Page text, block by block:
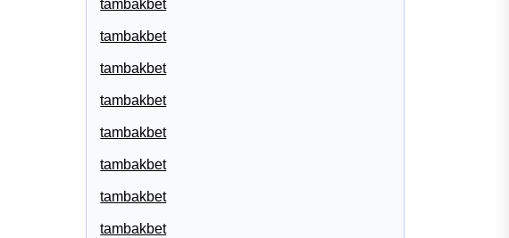
tambakbet
tambakbet
tambakbet
tambakbet
tambakbet
tambakbet
tambakbet
tambakbet